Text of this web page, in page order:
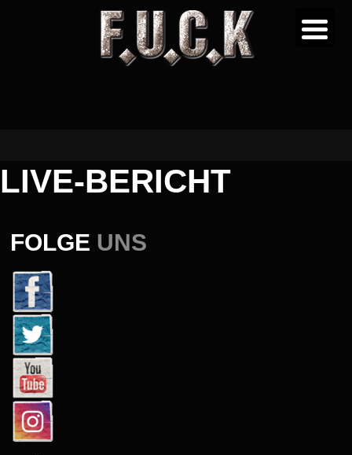
LIVE-BERICHT
FOLGE UNS